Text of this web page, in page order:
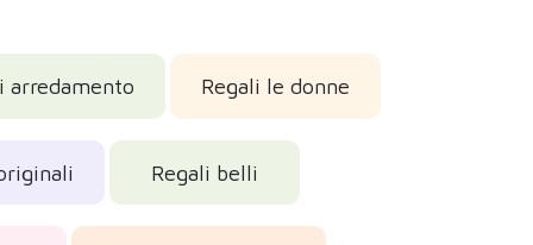
arredamento Regali le donne
Regali belli